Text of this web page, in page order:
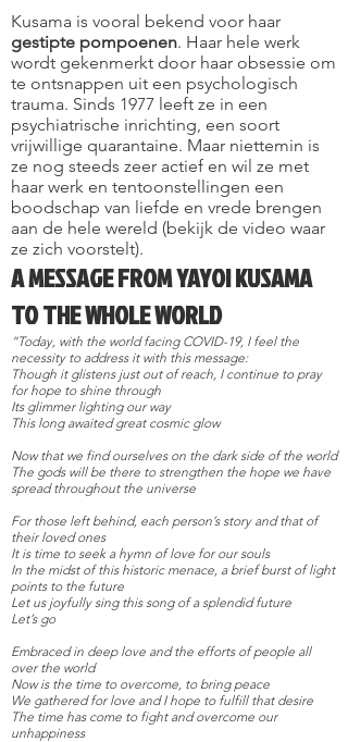
Kusama is vooral bekend voor haar
gestipte pompoenen. Haar hele werk
wordt gekenmerkt door haar obsessie om
te ontsnappen uit een psychologisch
trauma. Sinds 1977 leeft ze in een
psychiatrische inrichting, een soort
vrijwillige quarantaine. Maar niettemin is
ze nog steeds zeer actief en wil ze met
haar werk en tentoonstellingen een
boodschap van liefde en vrede brengen
aan de hele wereld (bekijk de video waar
ze zich voorstelt).
A MESSAGE FROM YAYOI KUSAMA
TO THE WHOLE WORLD
“Today, with the world facing COVID-19, I feel the
necessity to address it with this message:
Though it glistens just out of reach, I continue to pray
for hope to shine through
Its glimmer lighting our way
This long awaited great cosmic glow
Now that we find ourselves on the dark side of the world
The gods will be there to strengthen the hope we have
spread throughout the universe
For those left behind, each person’s story and that of
their loved ones
It is time to seek a hymn of love for our souls
In the midst of this historic menace, a brief burst of light
points to the future
Let us joyfully sing this song of a splendid future
Let’s go
Embraced in deep love and the efforts of people all
over the world
Now is the time to overcome, to bring peace
We gathered for love and I hope to fulfill that desire
The time has come to fight and overcome our
unhappiness